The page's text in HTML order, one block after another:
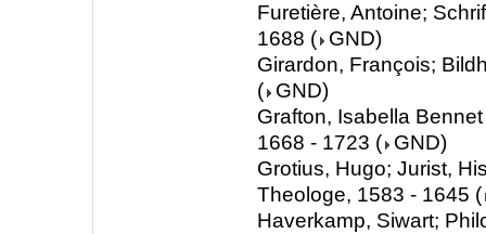
Furetière, Antoine;
1688 ( GND)
Girardon, François;
( GND)
Grafton, Isabella
1668 - 1723 ( GND)
Grotius, Hugo; Jurist,
Theologe, 1583 - 1645 (
Haverkamp, Siwart;